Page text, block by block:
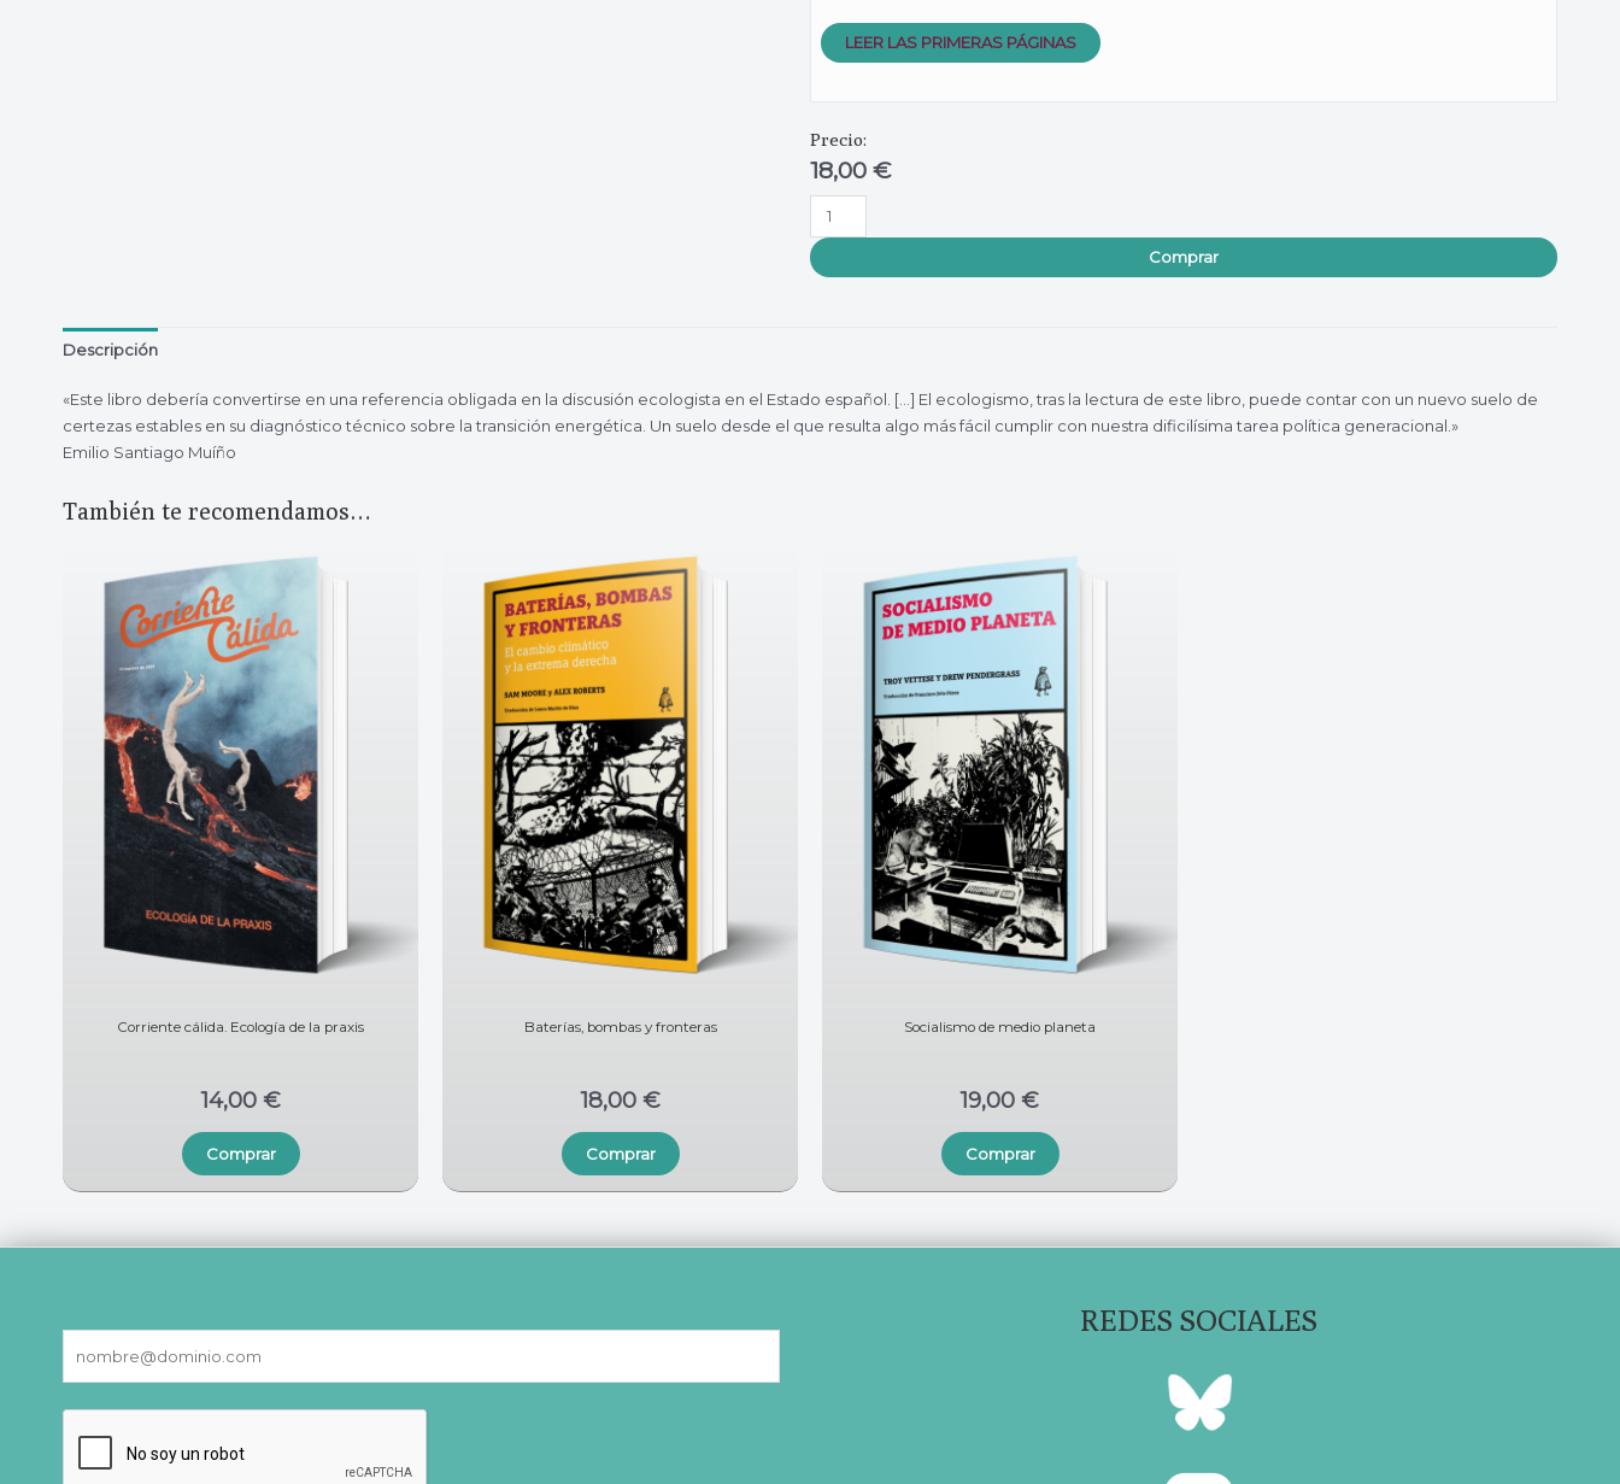
LEER LAS PRIMERAS PÁGINAS
Precio:
18,00 €
Un
lugar
al
Comprar
Descripción
«Este libro debería convertirse en una referencia obligada en la discusión ecologista en el Estado español. […] El ecologismo, tras la lectura de este libro, puede contar con un nuevo suelo de
certezas estables en su diagnóstico técnico sobre la transición energética. Un suelo desde el que resulta algo más fácil cumplir con nuestra dificilísima tarea política generacional.»
Emilio Santiago Muíño
También te recomendamos…
Corriente cálida. Ecología de la praxis
14,00 €
Comprar
Baterías, bombas y fronteras
18,00 €
Comprar
Socialismo de medio planeta
19,00 €
Comprar
REDES SOCIALES